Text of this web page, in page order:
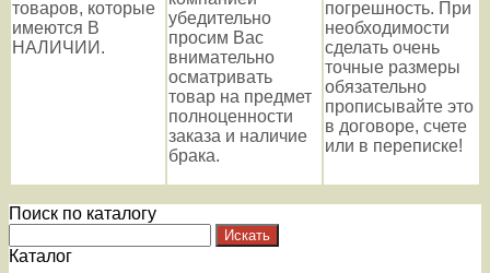
товаров, которые
имеются В
НАЛИЧИИ.
убедительно
просим Вас
внимательно
осматривать
товар на предмет
полноценности
заказа и наличие
брака.
погрешность. При
необходимости
сделать очень
точные размеры
обязательно
прописывайте это
в договоре, счете
или в переписке!
Поиск по каталогу
Каталог